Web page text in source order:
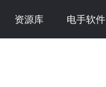
资源库 电手软件